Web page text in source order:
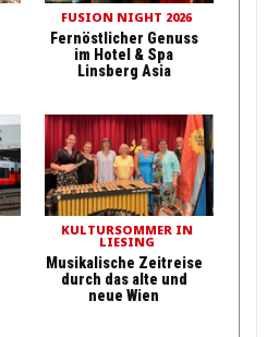
FUSION NIGHT 2026
Fernöstlicher Genuss
im Hotel & Spa
Linsberg Asia
KULTURSOMMER IN
LIESING
Musikalische Zeitreise
durch das alte und
neue Wien